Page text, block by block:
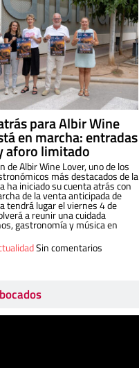
para Albir Wine
en marcha: entradas
aforo limitado
de Albir Wine Lover, uno de los
más destacados de la
ha iniciado su cuenta atrás con
de la venta anticipada de
tendrá lugar el viernes 4 de
a reunir una cuidada
gastronomía y música en
Sin comentarios